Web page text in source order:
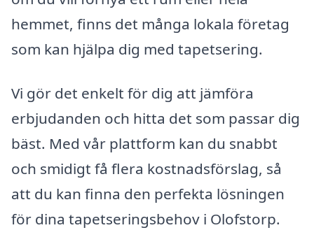
hemmet, finns det många lokala företag
som kan hjälpa dig med tapetsering.
Vi gör det enkelt för dig att jämföra
erbjudanden och hitta det som passar dig
bäst. Med vår plattform kan du snabbt
och smidigt få flera kostnadsförslag, så
att du kan finna den perfekta lösningen
för dina tapetseringsbehov i Olofstorp.